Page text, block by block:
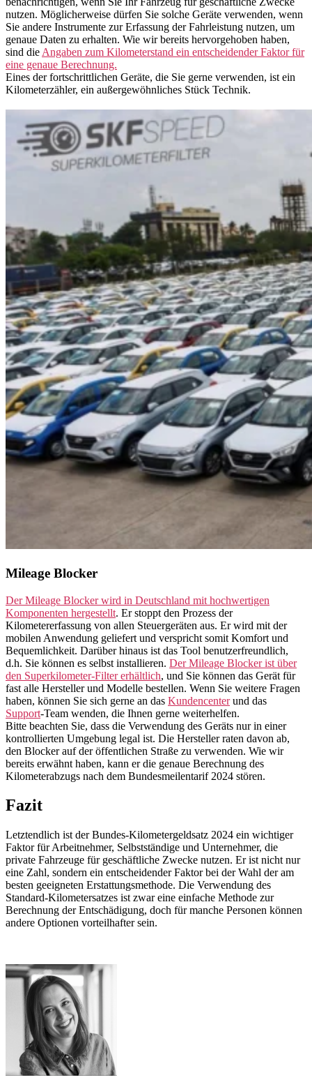
nutzen. Möglicherweise dürfen Sie solche Geräte verwenden, wenn
Sie andere Instrumente zur Erfassung der Fahrleistung nutzen, um
genaue Daten zu erhalten. Wie wir bereits hervorgehoben haben,
sind die Angaben zum Kilometerstand ein entscheidender Faktor für
eine genaue Berechnung.
Eines der fortschrittlichen Geräte, die Sie gerne verwenden, ist ein
Kilometerzähler, ein außergewöhnliches Stück Technik.
Mileage Blocker
Der Mileage Blocker wird in Deutschland mit hochwertigen
Komponenten hergestellt. Er stoppt den Prozess der
Kilometererfassung von allen Steuergeräten aus. Er wird mit der
mobilen Anwendung geliefert und verspricht somit Komfort und
Bequemlichkeit. Darüber hinaus ist das Tool benutzerfreundlich,
d.h. Sie können es selbst installieren. Der Mileage Blocker ist über
den Superkilometer-Filter erhältlich, und Sie können das Gerät für
fast alle Hersteller und Modelle bestellen. Wenn Sie weitere Fragen
haben, können Sie sich gerne an das Kundencenterund das
Support-Team wenden, die Ihnen gerne weiterhelfen.
Bitte beachten Sie, dass die Verwendung des Geräts nur in einer
kontrollierten Umgebung legal ist. Die Hersteller raten davon ab,
den Blocker auf der öffentlichen Straße zu verwenden. Wie wir
bereits erwähnt haben, kann er die genaue Berechnung des
Kilometerabzugs nach dem Bundesmeilentarif 2024 stören.
Fazit
Letztendlich ist der Bundes-Kilometergeldsatz 2024 ein wichtiger
Faktor für Arbeitnehmer, Selbstständige und Unternehmer, die
private Fahrzeuge für geschäftliche Zwecke nutzen. Er ist nicht nur
eine Zahl, sondern ein entscheidender Faktor bei der Wahl der am
besten geeigneten Erstattungsmethode. Die Verwendung des
Standard-Kilometersatzes ist zwar eine einfache Methode zur
Berechnung der Entschädigung, doch für manche Personen können
andere Optionen vorteilhafter sein.